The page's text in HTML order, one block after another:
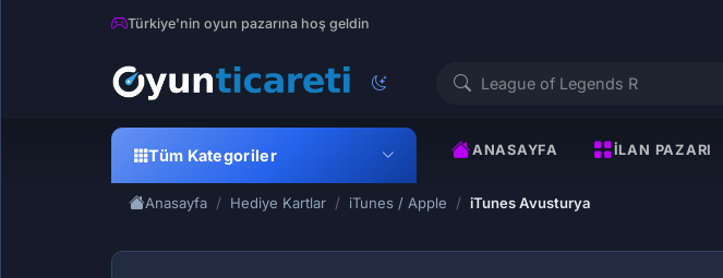
Türkiye'nin oyun pazarına hoş geldin
Tüm Kategoriler ANASAYFA İLAN PAZARI
Anasayfa Hediye Kartlar iTunes / Apple iTunes Avusturya